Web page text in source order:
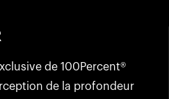
de 100Percent®
de la profondeur